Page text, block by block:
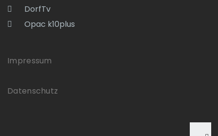
DorfTv
Opac k10plus
Impressum
Datenschutz